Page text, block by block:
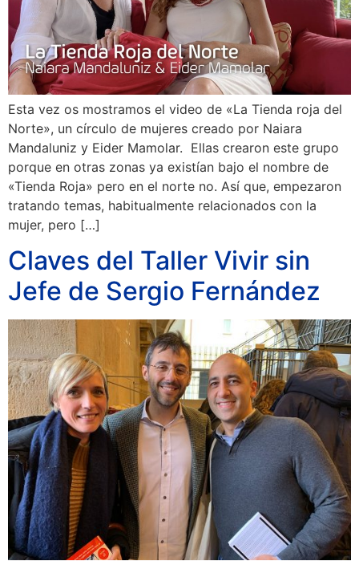
Esta vez os mostramos el video de «La Tienda roja del
Norte», un círculo de mujeres creado por Naiara
Mandaluniz y Eider Mamolar. Ellas crearon este grupo
porque en otras zonas ya existían bajo el nombre de
«Tienda Roja» pero en el norte no. Así que, empezaron
tratando temas, habitualmente relacionados con la
mujer, pero […]
Claves del Taller Vivir sin
Jefe de Sergio Fernández